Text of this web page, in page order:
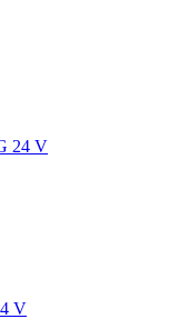
24 V
V